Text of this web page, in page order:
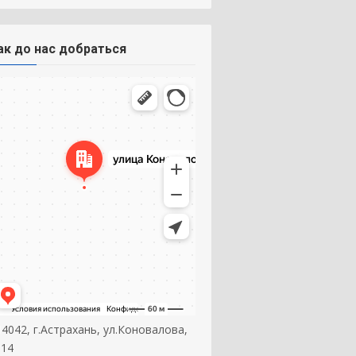
до нас добраться
г.Астрахань, ул.Коновалова,